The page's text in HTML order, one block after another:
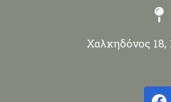
Χαλκηδόνος 18,